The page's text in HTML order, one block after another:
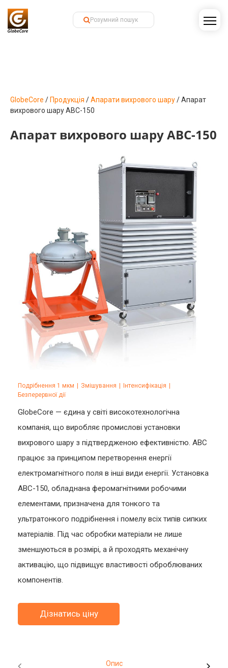
GlobeCore / Продукція /Апарати вихрового шару/Апарат
вихрового шару АВС-150
Апарат вихрового шару АВС-150
Подрібнення 1 мкм Змішування Інтенсифікація
Безперервної дії
GlobeCore — єдина у світі високотехнологічна
компанія, що виробляє промислові установки
вихрового шару з підтвердженою ефективністю. АВС
працює за принципом перетворення енергії
електромагнітного поля в інші види енергії. Установка
ABC-150, обладнана феромагнітними робочими
елементами, призначена для тонкого та
ультратонкого подрібнення і помелу всіх типів сипких
матеріалів. Під час обробки матеріали не лише
зменшуються в розмірі, а й проходять механічну
активацію, що підвищує властивості оброблюваних
компонентів.
Дізнатись ціну
Опис